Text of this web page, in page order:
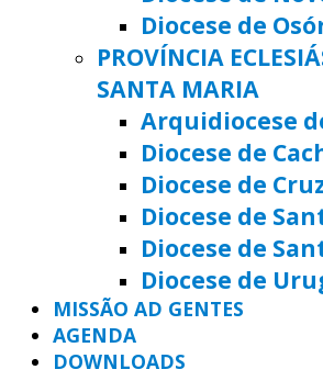
Diocese de
PROVÍNCIA
SANTA MARIA
Arquidiocese
Diocese de
Diocese de
Diocese de
Diocese de
Diocese de
MISSÃO AD GENTES
AGENDA
DOWNLOADS